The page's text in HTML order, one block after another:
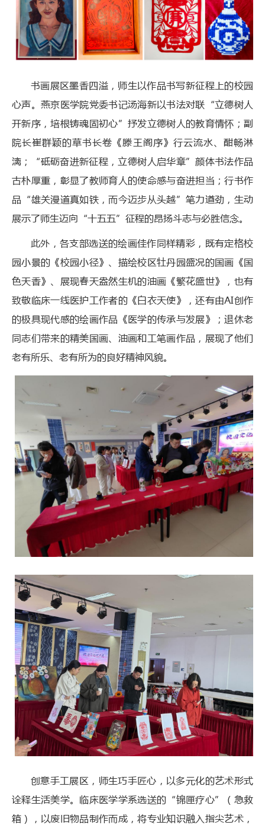
书画展区墨香四溢，师生以作品书写新征程上的校园
心声。燕京医学院党委书记汤海新以书法对联“立德树人
开新序，培根铸魂固初心”抒发立德树人的教育情怀；副
院长崔群颖的草书长卷《滕王阁序》行云流水、酣畅淋
漓；“砥砺奋进新征程，立德树人启华章”颜体书法作品
古朴厚重，彰显了教师育人的使命感与奋进担当；行书作
品“雄关漫道真如铁，而今迈步从头越”笔力遒劲，生动
展示了师生迈向“十五五”征程的昂扬斗志与必胜信念。
此外，各支部选送的绘画佳作同样精彩，既有定格校
园小景的《校园小径》、描绘校区牡丹园盛况的国画《国
色天香》、展现春天盎然生机的油画《繁花盛世》，也有
致敬临床一线医护工作者的《白衣天使》，还有由AI创作
的极具现代感的绘画作品《医学的传承与发展》；退休老
同志们带来的精美国画、油画和工笔画作品，展现了他们
老有所乐、老有所为的良好精神风貌。
创意手工展区，师生巧手匠心，以多元化的艺术形式
诠释生活美学。临床医学学系选送的“锦匣疗心”（急救
箱），以废旧物品制作而成，将专业知识融入指尖艺术，